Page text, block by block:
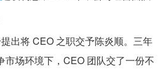
出将 CEO 之职交予陈炎顺。三年
市场环境下，CEO 团队交了一份不